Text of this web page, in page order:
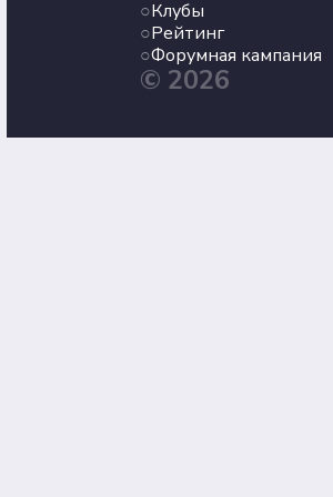
Клубы
Рейтинг
Форумная кампания
© 2026